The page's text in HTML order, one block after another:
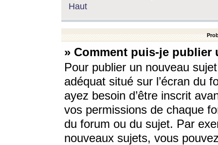
Haut
» Comment puis-je
Pour publier un nouveau
adéquat situé sur l’écran du
ayez besoin d’être inscrit
vos permissions de chaque
du forum ou du sujet. Par
nouveaux sujets, vous